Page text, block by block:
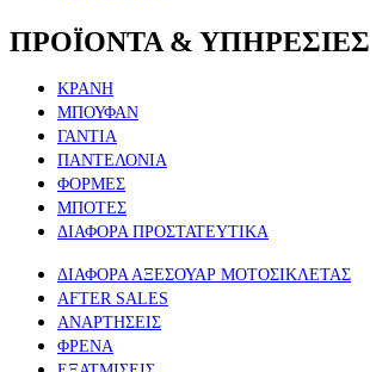
ΠΡΟΪΟΝΤΑ & ΥΠΗΡΕΣΙΕΣ
ΚΡΑΝΗ
ΜΠΟΥΦΑΝ
ΓΑΝΤΙΑ
ΠΑΝΤΕΛΟΝΙΑ
ΦΟΡΜΕΣ
ΜΠΟΤΕΣ
ΔΙΑΦΟΡΑ ΠΡΟΣΤΑΤΕΥΤΙΚΑ
ΔΙΑΦΟΡΑ ΑΞΕΣΟΥΑΡ ΜΟΤΟΣΙΚΛΕΤΑΣ
AFTER SALES
ΑΝΑΡΤΗΣΕΙΣ
ΦΡΕΝΑ